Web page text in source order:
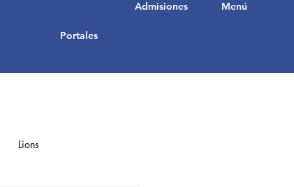
Portales
Menú
Admisiones
Lions